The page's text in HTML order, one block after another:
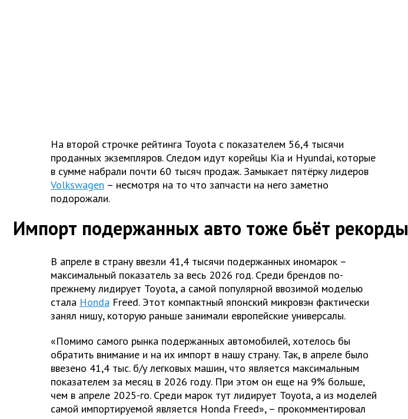
На второй строчке рейтинга Toyota с показателем 56,4 тысячи
проданных экземпляров. Следом идут корейцы Kia и Hyundai, которые
в сумме набрали почти 60 тысяч продаж. Замыкает пятёрку лидеров
Volkswagen – несмотря на то что запчасти на него заметно
подорожали.
Импорт подержанных авто тоже бьёт рекорды
В апреле в страну ввезли 41,4 тысячи подержанных иномарок –
максимальный показатель за весь 2026 год. Среди брендов по-
прежнему лидирует Toyota, а самой популярной ввозимой моделью
стала Honda Freed. Этот компактный японский микровэн фактически
занял нишу, которую раньше занимали европейские универсалы.
«Помимо самого рынка подержанных автомобилей, хотелось бы
обратить внимание и на их импорт в нашу страну. Так, в апреле было
ввезено 41,4 тыс. б/у легковых машин, что является максимальным
показателем за месяц в 2026 году. При этом он еще на 9% больше,
чем в апреле 2025-го. Среди марок тут лидирует Toyota, а из моделей
самой импортируемой является Honda Freed», – прокомментировал